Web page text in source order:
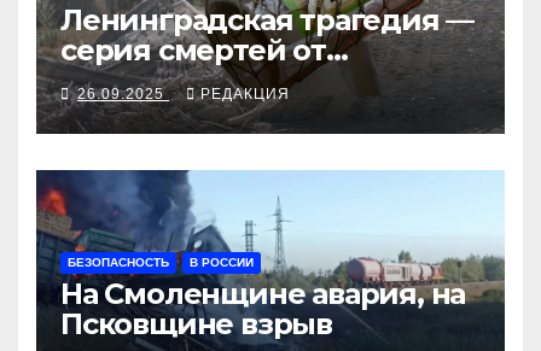
Ленинградская трагедия —
серия смертей от
алкосуррогата
26.09.2025 РЕДАКЦИЯ
БЕЗОПАСНОСТЬ В РОССИИ
На Смоленщине авария, на
Псковщине взрыв